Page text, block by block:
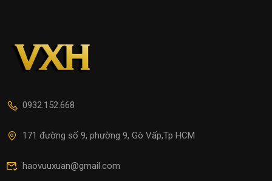
0932.152.668
171 đường số 9, phường 9, Gò Vấp,Tp HCM
haovuuxuan@gmail.com